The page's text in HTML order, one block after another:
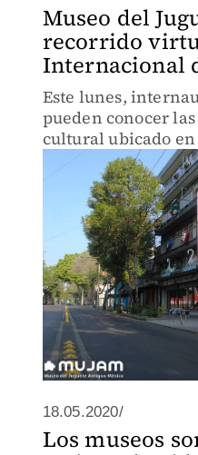
Museo del
recorrido
Internacional
Este lunes,
pueden conocer
cultural ubicado
18.05.2020/
Los museos